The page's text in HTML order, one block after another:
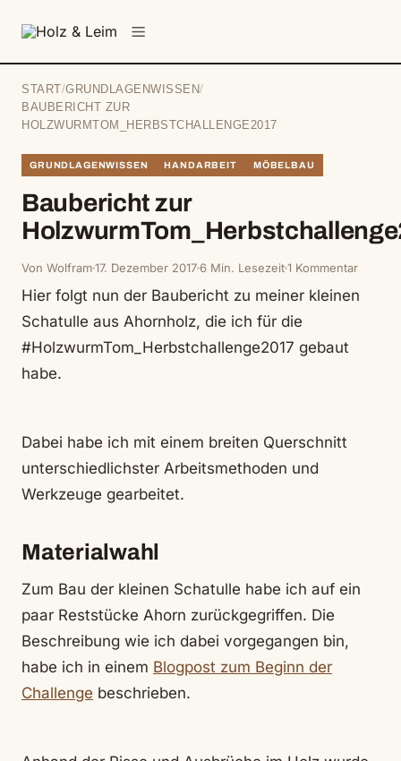
START /GRUNDLAGENWISSEN/
BAUBERICHT ZUR
HOLZWURMTOM_HERBSTCHALLENGE2017
GRUNDLAGENWISSEN HANDARBEIT MÖBELBAU
Baubericht zur
Von Wolfram17. Dezember 20176 Min. Lesezeit1 Kommentar
Hier folgt nun der Baubericht zu meiner kleinen
Schatulle aus Ahornholz, die ich für die
#HolzwurmTom_Herbstchallenge2017 gebaut
habe.
Dabei habe ich mit einem breiten Querschnitt
unterschiedlichster Arbeitsmethoden und
Werkzeuge gearbeitet.
Materialwahl
Zum Bau der kleinen Schatulle habe ich auf ein
paar Reststücke Ahorn zurückgegriffen. Die
Beschreibung wie ich dabei vorgegangen bin,
habe ich in einem Blogpost zum Beginn der
Challenge beschrieben.